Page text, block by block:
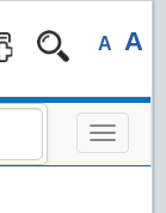
A A